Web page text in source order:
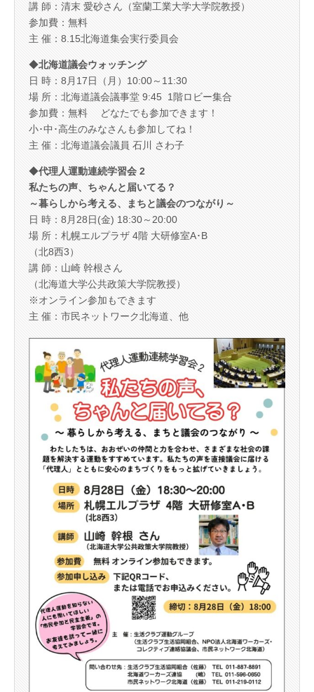
講 師：清末 愛砂さん（室蘭工業大学大学院教授）
参加費：無料
主 催：8.15北海道集会実行委員会
◆北海道議会ウォッチング
日 時：8月17日（月）10:00～11:30
場 所：北海道議会議事堂 9:45 1階ロビー集合
参加費：無料 どなたでも参加できます！
小･中･高生のみなさんも参加してね！
主 催：北海道議会議員 石川 さわ子
◆代理人運動連続学習会 2
私たちの声、ちゃんと届いてる？
～暮らしから考える、まちと議会のつながり～
日 時：8月28日(金) 18:30～20:00
場 所：札幌エルプラザ 4階 大研修室A･B
（北8西3）
講 師：山崎 幹根さん
（北海道大学公共政策大学院教授）
※オンライン参加もできます
主 催：市民ネットワーク北海道、他